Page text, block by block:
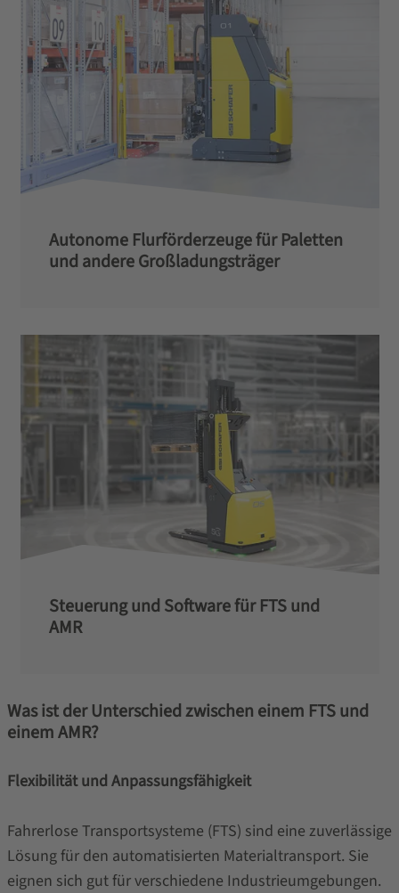
Autonome Flurförderzeuge für Paletten
und andere Großladungsträger
Steuerung und Software für FTS und
AMR
Was ist der Unterschied zwischen einem FTS und
einem AMR?
Flexibilität und Anpassungsfähigkeit
Fahrerlose Transportsysteme (FTS) sind eine zuverlässige
Lösung für den automatisierten Materialtransport. Sie
eignen sich gut für verschiedene Industrieumgebungen.